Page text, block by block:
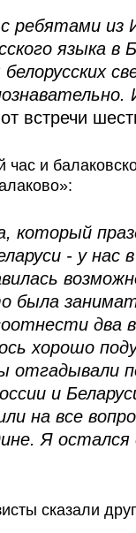
ребятами
языка в
встречи
час и
который
- у нас
была
два
хорошо
отгадывали
и
на все
Я
сказали